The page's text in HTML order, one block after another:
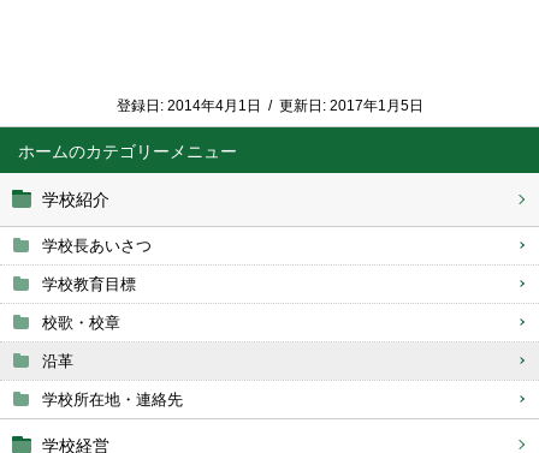
ホーム
学校紹介
学校長あいさつ
学校教育目標
校歌・校章
沿革
学校所在地・連絡先
学校経営
登録日: 2014年4月1日 / 更新日: 2017年1月5日